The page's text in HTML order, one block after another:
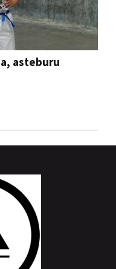
asteburu